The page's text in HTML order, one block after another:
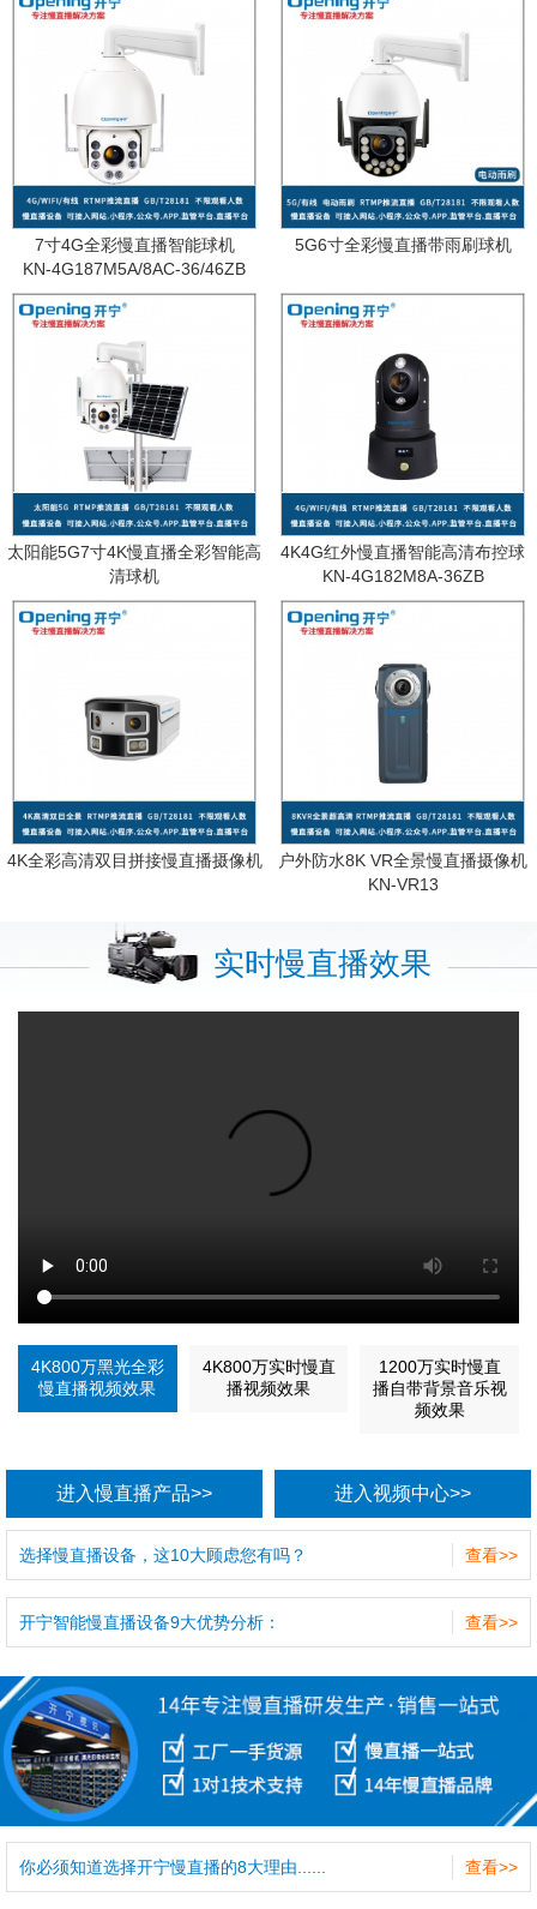
7寸4G全彩慢直播智能球机
KN-4G187M5A/8AC-36/46ZB
5G6寸全彩慢直播带雨刷球机
太阳能5G7寸4K慢直播全彩智能高
清球机
4K4G红外慢直播智能高清布控球
KN-4G182M8A-36ZB
4K全彩高清双目拼接慢直播摄像机
户外防水8K VR全景慢直播摄像机
KN-VR13
实时慢直播效果
4K800万黑光全彩
慢直播视频效果
4K800万实时慢直
播视频效果
1200万实时慢直
播自带背景音乐视
频效果
进入慢直播产品>> 进入视频中心>>
查看>>
选择慢直播设备，这10大顾虑您有吗？
查看>>
开宁智能慢直播设备9大优势分析：
查看>>
你必须知道选择开宁慢直播的8大理由......